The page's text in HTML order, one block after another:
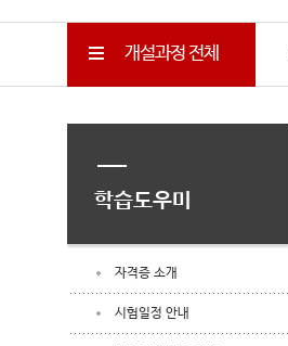
개설과정 전체
학습도우미
자격증 소개
시험일정 안내